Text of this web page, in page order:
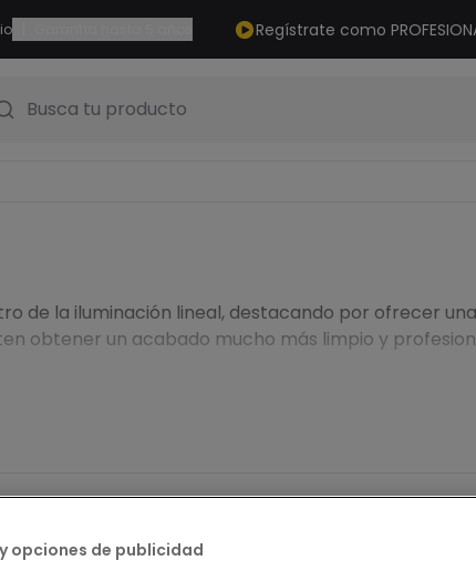
Regístrate como
Busca tu producto
de la iluminación lineal, destacando por ofrecer
obtener un acabado mucho más limpio y
opciones de publicidad